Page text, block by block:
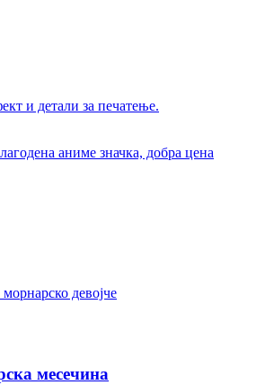
месечина